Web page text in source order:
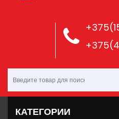
КАТЕГОРИИ